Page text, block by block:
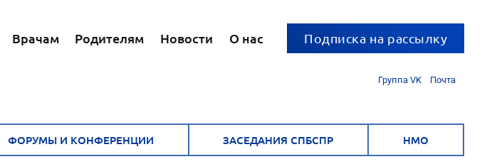
Врачам Родителям Новости О нас Подписка на рассылку
Группа VK Почта
ФОРУМЫ И КОНФЕРЕНЦИИ ЗАСЕДАНИЯ СПБСПР НМО